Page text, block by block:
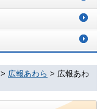
> 広報あわら > 広報あわ